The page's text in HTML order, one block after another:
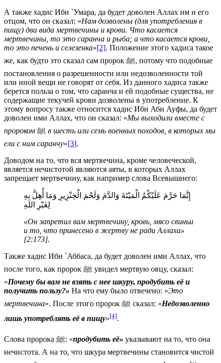
А также хадис Ибн `Умара, да будет доволен Аллах им и его
отцом, что он сказал: «Нам дозволены (для употребления в
пищу) два вида мертвечины и крови. Что касается
мертвечины, то это саранча и рыба; а что касается крови,
то это печень и селезенка»[2]. Положение этого хадиса такое
же, как будто это сказал сам пророк ﷺ, потому что подобные
постановления о разрешенности или недозволенности той
или иной вещи не говорят от себя. Из данного хадиса также
берется польза о том, что саранча и ей подобные существа, не
содержащие текучей крови дозволены в употребление. К
этому вопросу также относится хадис Ибн Аби Ауфы, да будет
доволен ими Аллах, что он сказал: «Мы выходили вместе с
пророком ﷺ в шесть или семь военных походов, в которых мы
ели с ним саранчу»[3].
Доводом на то, что вся мертвечина, кроме человеческой,
является нечистотой являются аяты, в которых Аллах
запрещает мертвечину, как например слова Всевышнего:
إِنَّمَا حَرَّمَ عَلَيْكُمُ الْمَيْتَةَ وَالدَّمَ وَلَحْمَ الْخِنْزِيرِ وَمَا أُهِلَّ بِهِ
لِغَيْرِ اللهِ
«Он запретил вам мертвечину, кровь, мясо свиньи
и то, что принесено в жертву не ради Аллаха»
[2:173].
Также хадис Ибн `Аббаса, да будет доволен ими Аллах, что
после того, как пророк ﷺ увидел мертвую овцу, сказал:
«Почему бы вам не взять с нее шкуру, продубить её и
получить пользу?» На что ему было отвечено: «Это
мертвечина
». После этого пророк ﷺ сказал: «Недозволенно
лишь употреблять её в пищу»[4].
Слова пророка ﷺ: «продубить её» указывают на то, что она
нечистота. А на то, что шкура мертвечины становится чистой